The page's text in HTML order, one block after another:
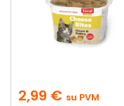
2,99 € su PVM